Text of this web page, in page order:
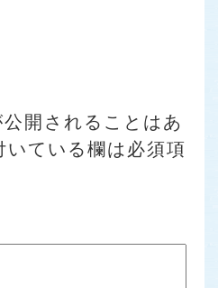
開されることはあ
いている欄は必須項